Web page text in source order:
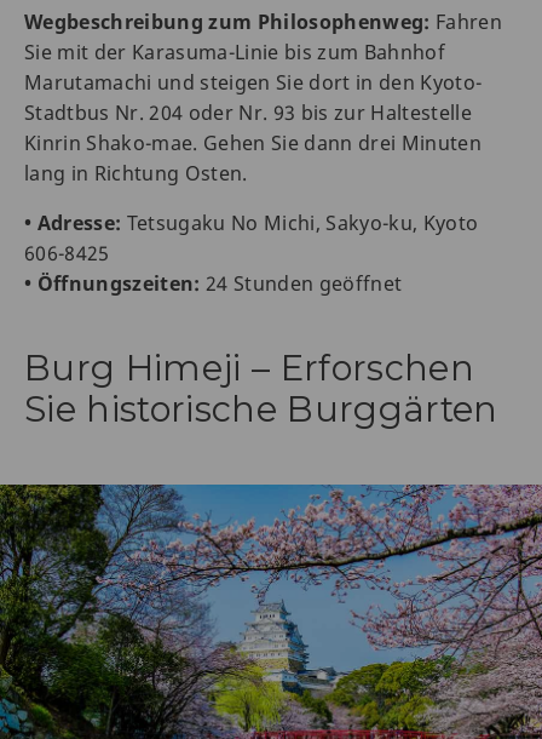
Wegbeschreibung zum Philosophenweg: Fahren
Sie mit der Karasuma-Linie bis zum Bahnhof
Marutamachi und steigen Sie dort in den Kyoto-
Stadtbus Nr. 204 oder Nr. 93 bis zur Haltestelle
Kinrin Shako-mae. Gehen Sie dann drei Minuten
lang in Richtung Osten.
• Adresse: Tetsugaku No Michi, Sakyo-ku, Kyoto
606-8425
• Öffnungszeiten: 24 Stunden geöffnet
Burg Himeji – Erforschen
Sie historische Burggärten